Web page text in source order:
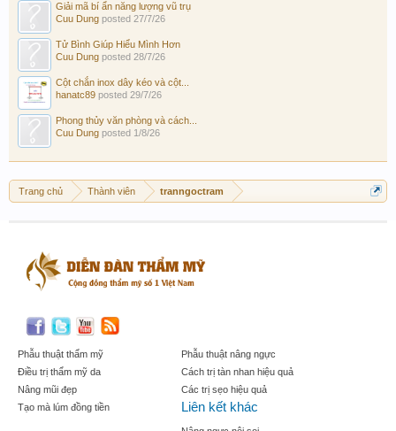
Giải mã bí ẩn năng lượng vũ trụ
Cuu Dung posted 27/7/26
Tử Bình Giúp Hiểu Mình Hơn
Cuu Dung posted 28/7/26
Cột chắn inox dây kéo và cột...
hanatc89 posted 29/7/26
Phong thủy văn phòng và cách...
Cuu Dung posted 1/8/26
Trang chủ Thành viên tranngoctram
Phẫu thuật thẩm mỹ
Điều trị thẩm mỹ da
Nâng mũi đẹp
Tạo mà lúm đồng tiền
Phẫu thuật nâng ngực
Cách trị tàn nhan hiệu quả
Các trị sẹo hiệu quả
Liên kết khác